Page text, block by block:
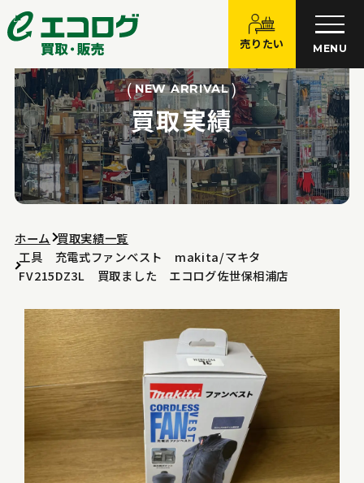
売りたい MENU
NEW ARRIVAL
買取実績
ホーム 買取実績一覧
工具 充電式ファンベスト makita/マキタ
FV215DZ3L 買取ました エコログ佐世保相浦店